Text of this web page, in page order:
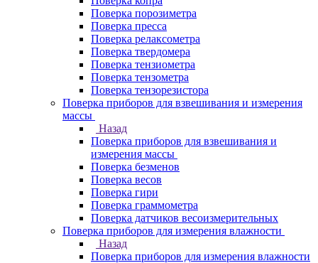
Поверка порозиметра
Поверка пресса
Поверка релаксометра
Поверка твердомера
Поверка тензиометра
Поверка тензометра
Поверка тензорезистора
Поверка приборов для взвешивания и измерения
массы
Назад
Поверка приборов для взвешивания и
измерения массы
Поверка безменов
Поверка весов
Поверка гири
Поверка граммометра
Поверка датчиков весоизмерительных
Поверка приборов для измерения влажности
Назад
Поверка приборов для измерения влажности